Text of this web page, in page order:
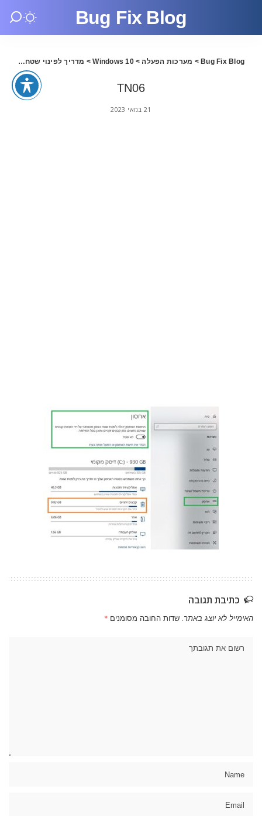
Bug Fix Blog
Bug Fix Blog
> מערכות הפעלה >
Windows 10
> מדריך לפינוי שטח כונן בווינדוס 11
TN06
21 במאי 2023
כתיבת תגובה
האימייל לא יוצג באתר. שדות החובה מסומנים *